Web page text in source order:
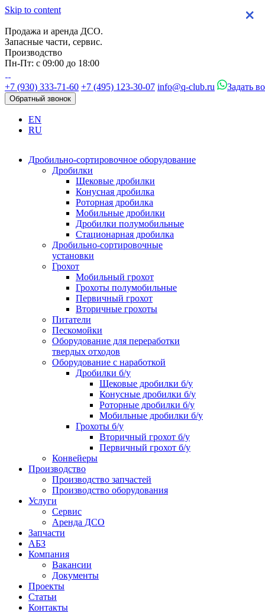
Skip to content
Продажа и аренда ДСО.
Запасные части, сервис.
Производство
Пн-Пт: с 09:00 до 18:00
+7 (930) 333-71-60 +7 (495) 123-30-07 info@q-club.ru Задать
Обратный звонок
EN
RU
Дробильно-сортировочное оборудование
Дробилки
Щековые дробилки
Конусная дробилка
Роторная дробилка
Мобильные дробилки
Дробилки полумобильные
Стационарная дробилка
Дробильно-сортировочные
установки
Грохот
Мобильный грохот
Грохоты полумобильные
Первичный грохот
Вторичные грохоты
Питатели
Пескомойки
Оборудование для переработки
твердых отходов
Оборудование с наработкой
Дробилки б/у
Щековые дробилки б/у
Конусные дробилки б/у
Роторные дробилки б/у
Мобильные дробилки б/у
Грохоты б/у
Вторичный грохот б/у
Первичный грохот б/у
Конвейеры
Производство
Производство запчастей
Производство оборудования
Услуги
Сервис
Аренда ДСО
Запчасти
АБЗ
Компания
Вакансии
Документы
Проекты
Статьи
Контакты
×
×
×
×